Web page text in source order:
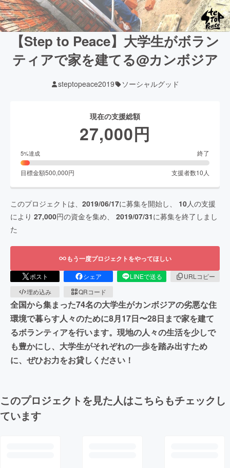
【Step to Peace】大学生がボラン
ティアで家を建てる@カンボジア
steptopeace2019 ソーシャルグッド
現在の支援総額
27,000円
5%達成 終了
目標金額500,000円 支援者数10人
このプロジェクトは、 2019/06/17に募集を開始し、 10人の支援
により 27,000円の資金を集め、 2019/07/31に募集を終了しまし
た
もう一度プロジェクトをやってほしい
ポスト シェア LINEで送る
URLコピー
埋め込み
QRコード
全国から集まった74名の大学生がカンボジアの劣悪な住
環境で暮らす人々のために8月17日〜28日まで家を建て
るボランティアを行います。現地の人々の生活を少しで
も豊かにし、大学生がそれぞれの一歩を踏み出すため
に、ぜひお力をお貸しください！
このプロジェクトを見た人はこちらもチェックし
ています